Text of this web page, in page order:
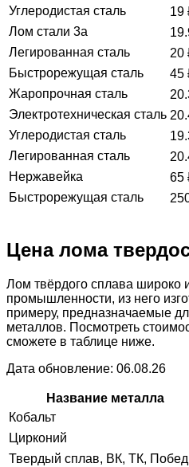
Углеродистая сталь
19
Лом стали 3а
Легированная сталь
20
Быстрорежущая сталь
45
Жаропрочная сталь
Электротехническая сталь
Углеродистая сталь
Легированная сталь
Нержавейка
65
Быстрорежущая сталь
Цена лома
Лом твёрдого сплава широко
промышленности, из него
примеру, предназначаемые
металлов. Посмотреть
сможете в таблице ниже.
Дата обновление: 06.08.26
Название металла
Кобальт
Цирконий
Твердый сплав, ВК, ТК,